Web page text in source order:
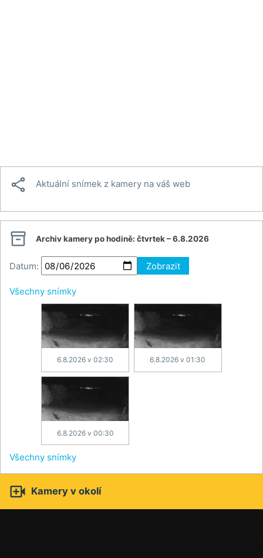
 Aktuální snímek z kamery na váš web
 Archiv kamery po hodině: čtvrtek – 6.8.2026
Datum: Zobrazit
Všechny snímky
6.8.2026 v 02:30 6.8.2026 v 01:30
6.8.2026 v 00:30
Všechny snímky
 Kamery v okolí